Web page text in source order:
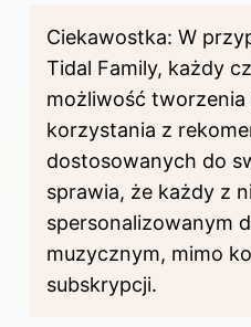
Ciekawostka: W
Tidal Family, każdy
możliwość tworzenia
korzystania z
dostosowanych do
sprawia, że każdy z
spersonalizowanym
muzycznym, mimo
subskrypcji.